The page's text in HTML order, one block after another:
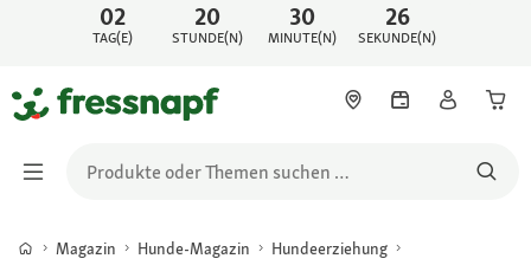
02
TAG(E)
20
STUNDE(N)
30
MINUTE(N)
26
SEKUNDE(N)
Magazin Hunde-Magazin
Hundeerziehung